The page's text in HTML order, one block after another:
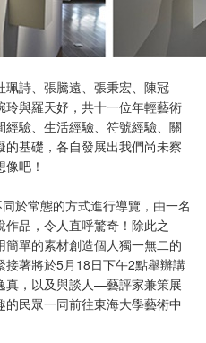
詩、張騰遠、張秉宏、陳冠
與羅天妤，共十一位年輕藝術
驗、生活經驗、符號經驗、關
基礎，各自發展出我們尚未察
吧！
於常態的方式進行導覽，由一名
品，令人直呼驚奇！除此之
單的素材創造個人獨一無二的
著將於5月18日下午2點舉辦講
真，以及與談人—藝評家兼策展
民眾一同前往東海大學藝術中